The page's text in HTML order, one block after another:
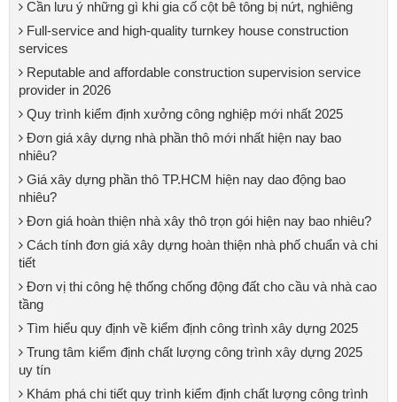
Cần lưu ý những gì khi gia cố cột bê tông bị nứt, nghiêng
Full-service and high-quality turnkey house construction
services
Reputable and affordable construction supervision service
provider in 2026
Quy trình kiểm định xưởng công nghiệp mới nhất 2025
Đơn giá xây dựng nhà phần thô mới nhất hiện nay bao
nhiêu?
Giá xây dựng phần thô TP.HCM hiện nay dao động bao
nhiêu?
Đơn giá hoàn thiện nhà xây thô trọn gói hiện nay bao nhiêu?
Cách tính đơn giá xây dựng hoàn thiện nhà phố chuẩn và chi
tiết
Đơn vị thi công hệ thống chống động đất cho cầu và nhà cao
tầng
Tìm hiểu quy định về kiểm định công trình xây dựng 2025
Trung tâm kiểm định chất lượng công trình xây dựng 2025
uy tín
Khám phá chi tiết quy trình kiểm định chất lượng công trình